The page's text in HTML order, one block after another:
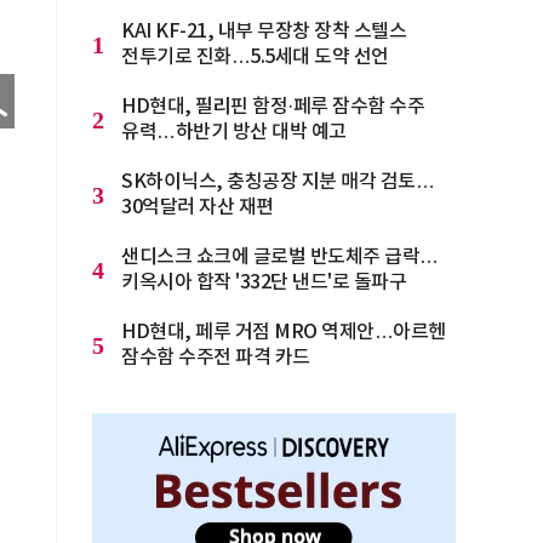
1
KAI KF-21, 내부 무장창 장착 스텔스
전투기로 진화…5.5세대 도약 선언
2
HD현대, 필리핀 함정·페루 잠수함 수주
유력…하반기 방산 대박 예고
3
SK하이닉스, 충칭공장 지분 매각 검토…
30억달러 자산 재편
4
샌디스크 쇼크에 글로벌 반도체주 급락…
키옥시아 합작 '332단 낸드'로 돌파구
5
HD현대, 페루 거점 MRO 역제안…아르헨
잠수함 수주전 파격 카드